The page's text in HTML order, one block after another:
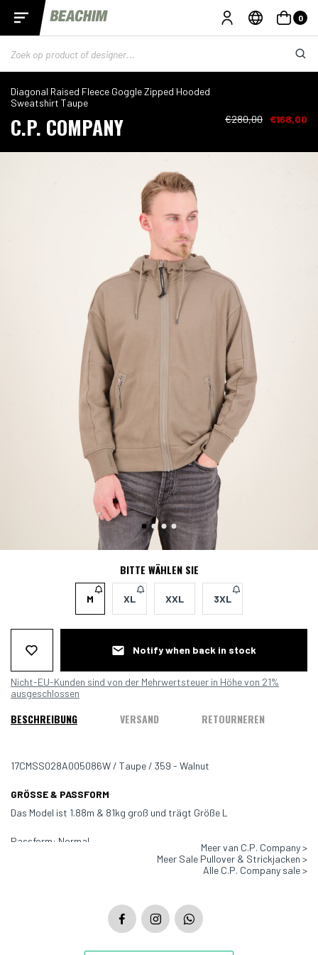
0
Diagonal Raised Fleece Goggle Zipped Hooded
Sweatshirt Taupe
C.P. COMPANY €280,00 €168,00
BITTE WÄHLEN SIE
M XL XXL 3XL
Notify when back in stock
Nicht-EU-Kunden sind von der Mehrwertsteuer in Höhe von 21%
ausgeschlossen
BESCHREIBUNG VERSAND RETOURNEREN
17CMSS028A005086W / Taupe / 359 - Walnut
GRÖSSE & PASSFORM
Das Model ist 1.88m & 81kg groß und trägt Größe L
Passform: Normal
Meer van C.P. Company >
Meer Sale Pullover & Strickjacken >
Alle C.P. Company sale >